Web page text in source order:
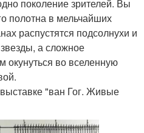
поколение зрителей. Вы
полотна в мельчайших
распустятся подсолнухи и
а сложное
окунуться во вселенную
"ван Гог. Живые